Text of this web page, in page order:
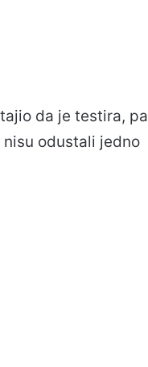
da je testira, pa
odustali jedno